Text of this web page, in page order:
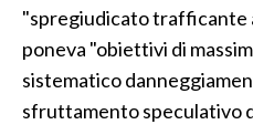
"spregiudicato trafficante
poneva "obiettivi di
sistematico
sfruttamento speculativo